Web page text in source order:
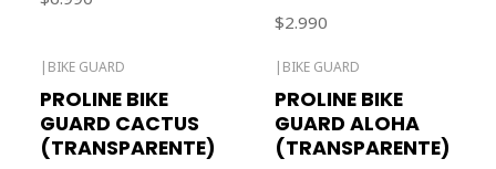
$2.990
| BIKE GUARD
PROLINE BIKE
GUARD CACTUS
(TRANSPARENTE)
| BIKE GUARD
PROLINE BIKE
GUARD ALOHA
(TRANSPARENTE)